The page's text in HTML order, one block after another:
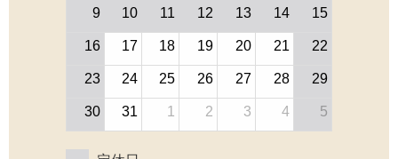
9 10 11 12 13 14 15
16 17 18 19 20 21 22
23 24 25 26 27 28 29
30 31 1 2 3 4 5